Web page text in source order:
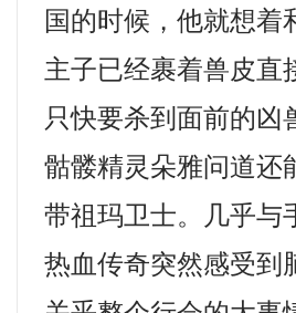
国的时候，他就想着
主子已经裹着兽皮直
只快要杀到面前的凶
骷髅精灵朵雅问道还
带祖玛卫士。几乎与
热血传奇突然感受到